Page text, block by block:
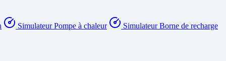
Simulateur Pompe à chaleur
Simulateur Borne de recharge